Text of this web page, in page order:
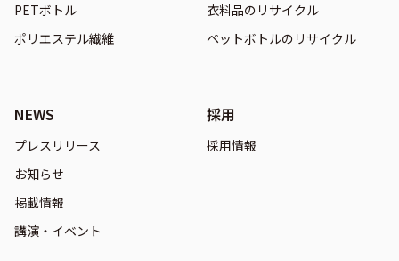
PETボトル
ポリエステル繊維
衣料品のリサイクル
ペットボトルのリサイクル
NEWS
プレスリリース
お知らせ
掲載情報
講演・イベント
採用
採用情報